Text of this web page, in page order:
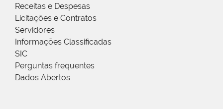
Receitas e Despesas
Licitações e Contratos
Servidores
Informações Classificadas
SIC
Perguntas frequentes
Dados Abertos